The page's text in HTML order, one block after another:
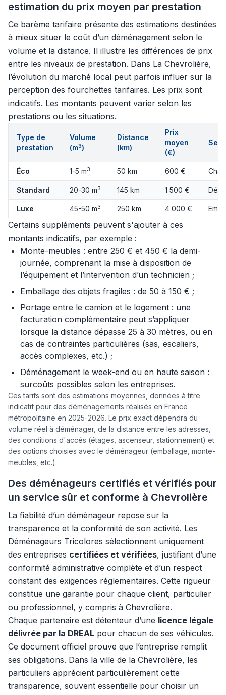
estimation du prix moyen par prestation
Ce barème tarifaire présente des estimations destinées
à mieux situer le coût d’un déménagement selon le
volume et la distance. Il illustre les différences de prix
entre les niveaux de prestation. Dans La Chevrolière,
l’évolution du marché local peut parfois influer sur la
perception des fourchettes tarifaires. Les prix sont
indicatifs. Les montants peuvent varier selon les
prestations ou les situations.
Type de
prestation
Volume
(m3)
Distance
(km)
Prix
moyen
(€)
Éco 1-5 m3 50 km 600 €
Standard 20-30 m3 145 km 1 500 €
Luxe 45-50 m3 250 km 4 000 €
Certains suppléments peuvent s'ajouter à ces
montants indicatifs, par exemple :
Monte-meubles : entre 250 € et 450 € la demi-
journée, comprenant la mise à disposition de
l’équipement et l’intervention d’un technicien ;
Emballage des objets fragiles : de 50 à 150 € ;
Portage entre le camion et le logement : une
facturation complémentaire peut s’appliquer
lorsque la distance dépasse 25 à 30 mètres, ou en
cas de contraintes particulières (sas, escaliers,
accès complexes, etc.) ;
Déménagement le week-end ou en haute saison :
surcoûts possibles selon les entreprises.
Ces tarifs sont des estimations moyennes, données à titre
indicatif pour des déménagements réalisés en France
métropolitaine en 2025-2026. Le prix exact dépendra du
volume réel à déménager, de la distance entre les adresses,
des conditions d'accés (étages, ascenseur, stationnement) et
des options choisies avec le déménageur (emballage, monte-
meubles, etc.).
Des déménageurs certifiés et vérifiés pour
un service sûr et conforme à Chevrolière
La fiabilité d’un déménageur repose sur la
transparence et la conformité de son activité. Les
Déménageurs Tricolores sélectionnent uniquement
des entreprises certifiées et vérifiées, justifiant d’une
conformité administrative complète et d’un respect
constant des exigences réglementaires. Cette rigueur
constitue une garantie pour chaque client, particulier
ou professionnel, y compris à Chevrolière.
Chaque partenaire est détenteur d’une licence légale
délivrée par la DREAL pour chacun de ses véhicules.
Ce document officiel prouve que l’entreprise remplit
ses obligations. Dans la ville de la Chevrolière, les
particuliers apprécient particulièrement cette
transparence, souvent essentielle pour choisir un